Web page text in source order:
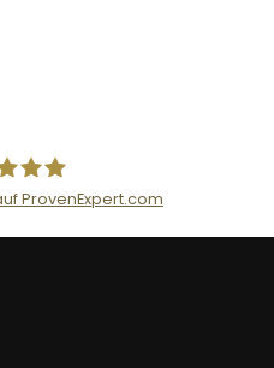
GmbH
ProvenExpert.com